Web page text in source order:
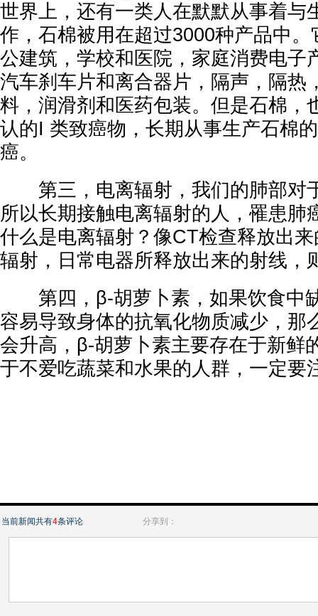
世界上，还有一类人在默默从事着与
作，石棉被用在超过3000种产品中
公建筑，学校和医院，家庭消费电子
汽车刹车片和离合器片，隔声，隔热
料，润滑剂和医药包装。但是石棉，
认的I 类致癌物，长期从事生产石棉
癌。
第三，电离辐射，我们的肺部对
所以长期接触电离辐射的人，罹患肺
什么是电离辐射？像CT检查释放出
辐射，日常电器所释放出来的射线，
第四，β-胡萝卜素，如果饮食中
容易导致身体的抗氧化物质减少，那
会升高，β-胡萝卜素主要存在于新鲜
于不爱吃蔬菜和水果的人群，一定要
当前新闻共有4条评论 分享到：